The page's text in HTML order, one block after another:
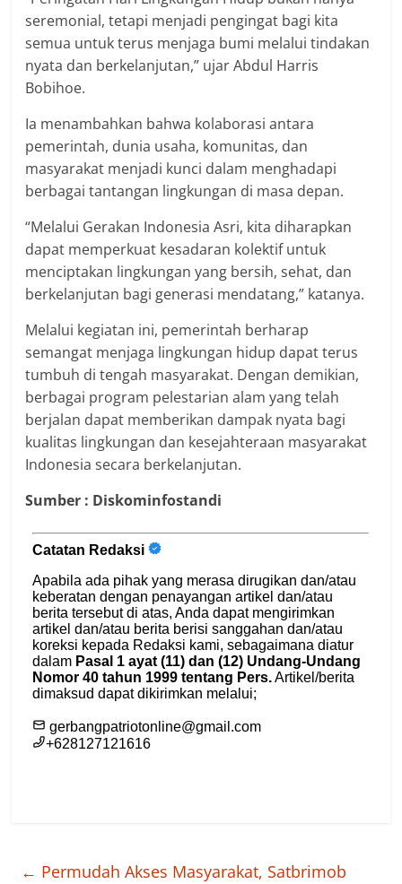
seremonial, tetapi menjadi pengingat bagi kita
semua untuk terus menjaga bumi melalui tindakan
nyata dan berkelanjutan,” ujar Abdul Harris
Bobihoe.
Ia menambahkan bahwa kolaborasi antara
pemerintah, dunia usaha, komunitas, dan
masyarakat menjadi kunci dalam menghadapi
berbagai tantangan lingkungan di masa depan.
“Melalui Gerakan Indonesia Asri, kita diharapkan
dapat memperkuat kesadaran kolektif untuk
menciptakan lingkungan yang bersih, sehat, dan
berkelanjutan bagi generasi mendatang,” katanya.
Melalui kegiatan ini, pemerintah berharap
semangat menjaga lingkungan hidup dapat terus
tumbuh di tengah masyarakat. Dengan demikian,
berbagai program pelestarian alam yang telah
berjalan dapat memberikan dampak nyata bagi
kualitas lingkungan dan kesejahteraan masyarakat
Indonesia secara berkelanjutan.
Sumber : Diskominfostandi
← Permudah Akses Masyarakat, Satbrimob